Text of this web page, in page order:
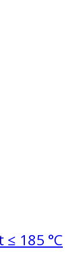
185 °C